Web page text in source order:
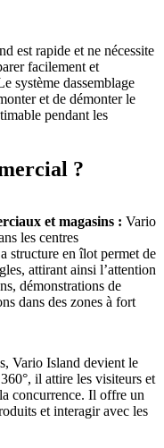
est rapide et ne nécessite
facilement et
système dassemblage
et de démonter le
pendant les
?
et magasins : Vario
les centres
structure en îlot permet de
attirant ainsi l’attention
démonstrations de
dans des zones à fort
Vario Island devient le
il attire les visiteurs et
concurrence. Il offre un
et interagir avec les